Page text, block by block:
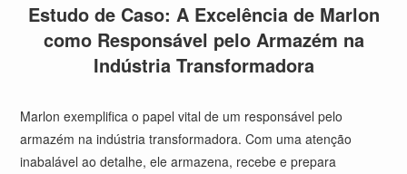
Estudo de Caso: A Excelência de Marlon
como Responsável pelo Armazém na
Indústria Transformadora
Marlon exemplifica o papel vital de um responsável pelo
armazém na indústria transformadora. Com uma atenção
inabalável ao detalhe, ele armazena, recebe e prepara